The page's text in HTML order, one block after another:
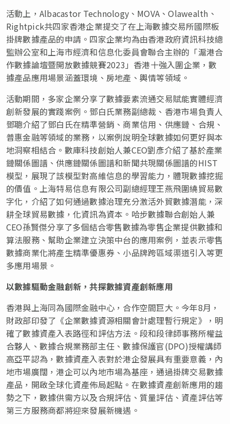
活動上，Albacastor Technology、MOVA、Olawealth、
Rightpick共四家香港企業提交了在上海數據交易所國際板
掛牌數據產品的申請。四家企業均為由香港政府資訊科技總
監辦公室和上海市經濟和信息化委員會聯合主辦的「滬港合
作數據論壇暨開放數據競賽2023」香港十強入圍企業，數
據產品應用場景涵蓋環境、房地產、輿情等領域。
活動期間，多家企業分享了數據要素流通交易賦能實體經濟
創新發展的實踐案例。鄧白氏業務副總裁、香港市場負責人
鄧聰介紹了鄧白氏在精準營銷、商業信用、供應鏈、合規、
普惠金融等領域的業務，以案例說明全球數據如何更好與本
地洞察相結合。數庫科技創始人兼CEO劉彥介紹了基於產業
鏈關係圖譜、供應鏈關係圖譜和新聞共現關係圖譜的HIST
模型，展現了該模型對高維信息的學習能力，體現數據挖掘
的價值。上海特易信息有限公司副總經理王燕飛圍繞貿易數
字化，介紹了如何通過數據治理充分激活外貿數據潛能，深
耕全球貿易數據，化資訊為資本。哈步數據聯合創始人兼
CEO孫賢傑分享了多個結合零售數據為零售企業提供數據和
算法服務、幫助企業建立決策中台的應用案例，並表示零售
數據商業化將產生精準優惠券、小品牌跨區域渠道引入等更
多應用場景。
以數據驅動金融創新，共探數據資產創新應用
香港與上海同為國際金融中心，合作空間巨大。今年8月，
財政部印發了《企業數據資源相關會計處理暫行規定》，明
確了數據資產入表路徑和評估方法。段和段律師事務所權益
合夥人、數據合規業務部主任、數據保護官(DPO)授權講師
高亞平認為，數據資產入表對於港企發展具有重要意義，內
地市場廣闊，港企可以內地市場為基座，通過掛牌交易數據
產品，開啟全球化資產佈局起點。在數據資產創新應用的趨
勢之下，數據供需方以及合規評估、質量評估、資產評估等
第三方服務商都將迎來發展新機遇。